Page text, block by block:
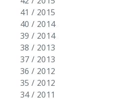
41 / 2015
40 / 2014
39 / 2014
38 / 2013
37 / 2013
36 / 2012
35 / 2012
34 / 2011